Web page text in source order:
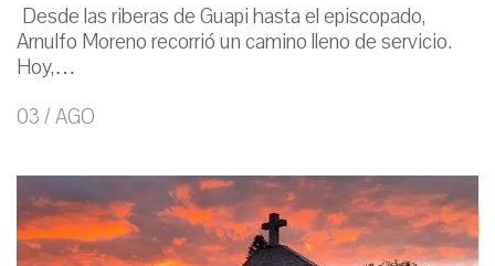
Desde las riberas de Guapi hasta el episcopado,
Arnulfo Moreno recorrió un camino lleno de servicio.
Hoy,…
03 / AGO